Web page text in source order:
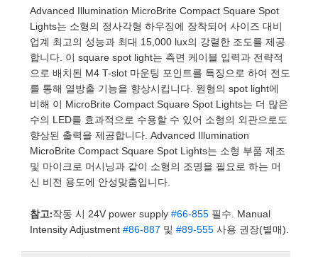
and Couplers
Direct Microscopes
Components
Labs™
Gratings™
Advanced Illumination MicroBrite Compact Square Spot
Lights는 소형의 정사각형 하우징에 장착되어 사이즈 대비
업계 최고의 성능과 최대 15,000 lux의 강렬한 조도를 제공
합니다. 이 square spot light는 측면 케이블 입력과 전략적
으로 배치된 M4 T-slot 마운팅 포인트를 특징으로 하여 전도
를 통해 열방출 기능을 향상시킵니다. 원형의 spot light에
비해 이 MicroBrite Compact Square Spot Lights는 더 많은
수의 LED를 효과적으로 수용할 수 있어 소형의 외관으로도
향상된 출력을 제공합니다. Advanced Illumination
MicroBrite Compact Square Spot Lights는 소형 부품 제조
및 마이크로 머시닝과 같이 소형의 조명을 필요로 하는 머
신 비전 용도에 안성맞춤입니다.
참고:작동 시 24V power supply #66-855 필수. Manual
Intensity Adjustment #86-887 및 #89-555 사용 권장(별매).